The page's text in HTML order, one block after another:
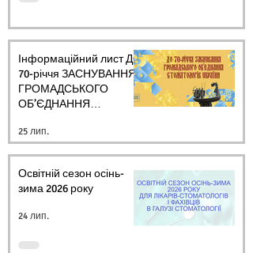
Інформаційний лист ДО
70-річчя ЗАСНУВАННЯ
ГРОМАДСЬКОГО
ОБ’ЄДНАННЯ
УКРАЇНИ
25 лип.
Освітній сезон осінь-
зима 2026 року
24 лип.